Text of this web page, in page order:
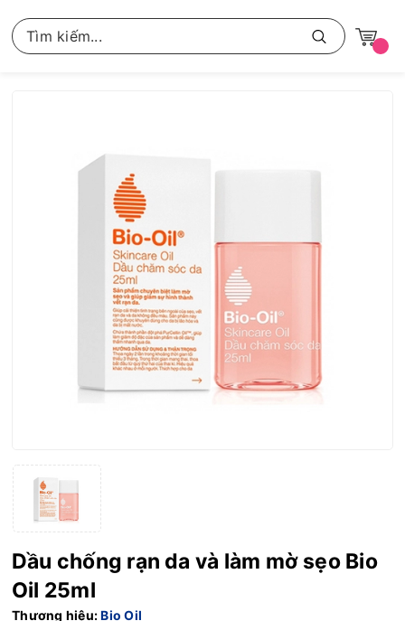
Dầu chống rạn da và làm mờ sẹo Bio
Oil 25ml
Thương hiệu:Bio Oil